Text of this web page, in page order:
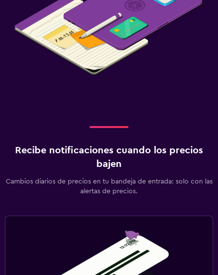
Recibe notificaciones cuando los precios
bajen
Cambios diarios de precios en tu bandeja de entrada: solo con las
alertas de precios.